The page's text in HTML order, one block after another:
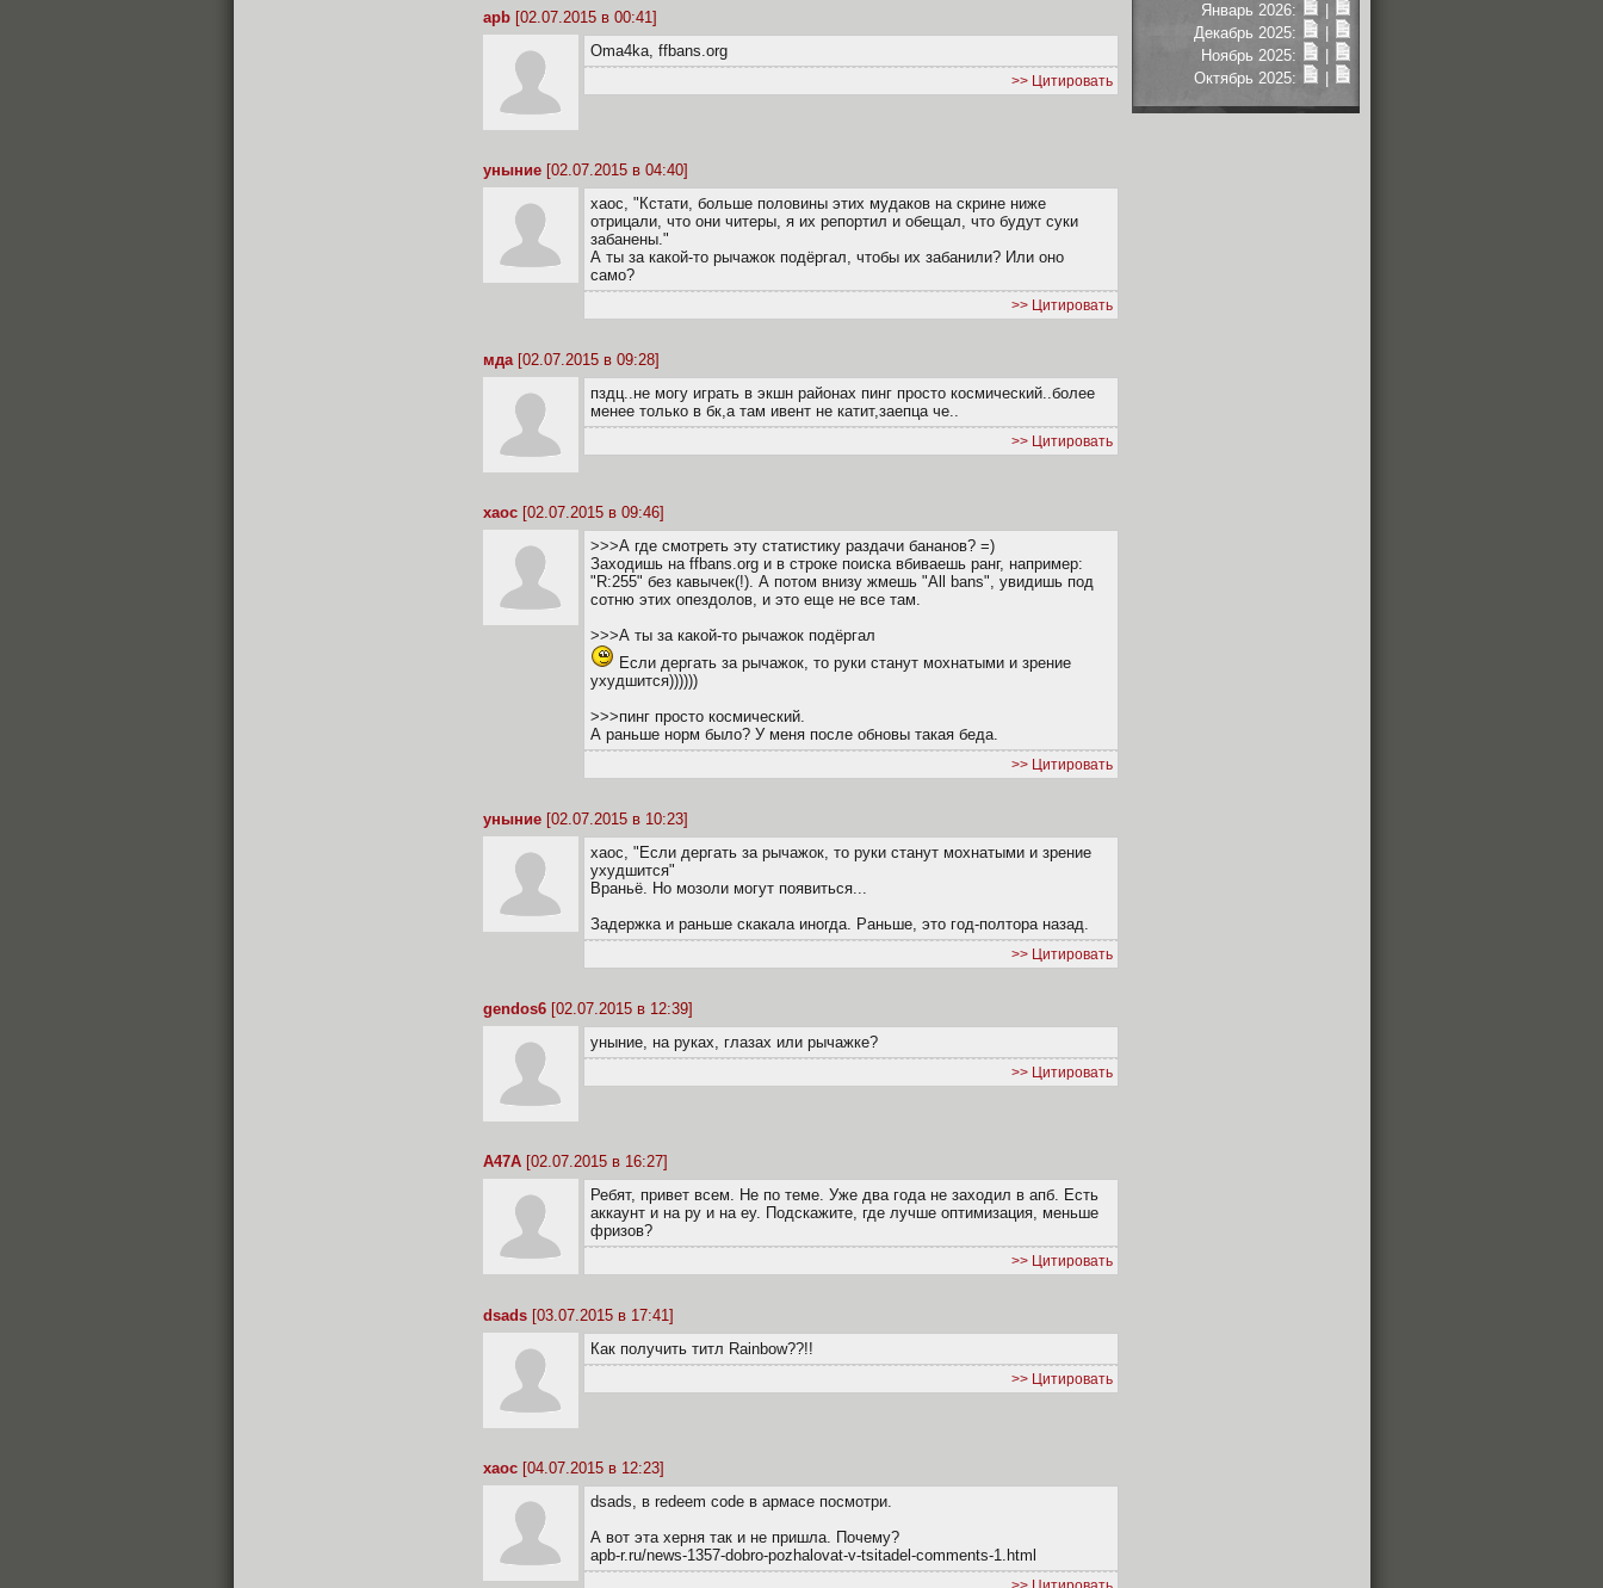
apb [02.07.2015 в 00:41]
Oma4ka, ffbans.org
>> Цитировать
уныние [02.07.2015 в 04:40]
xaoc, "Кстати, больше половины этих мудаков на скрине ниже
отрицали, что они читеры, я их репортил и обещал, что будут суки
забанены."
А ты за какой-то рычажок подёргал, чтобы их забанили? Или оно
само?
>> Цитировать
мда[02.07.2015 в 09:28]
пздц..не могу играть в экшн районах пинг просто космический..более
менее только в бк,а там ивент не катит,заепца че..
>> Цитировать
xaoc [02.07.2015 в 09:46]
>>>А где смотреть эту статистику раздачи бананов? =)
Заходишь на ffbans.org и в строке поиска вбиваешь ранг, например:
"R:255" без кавычек(!). А потом внизу жмешь "All bans", увидишь под
сотню этих опездолов, и это еще не все там.
>>>А ты за какой-то рычажок подёргал
Если дергать за рычажок, то руки станут мохнатыми и зрение
ухудшитcя))))))
>>>пинг просто космический.
А раньше норм было? У меня после обновы такая беда.
>> Цитировать
уныние [02.07.2015 в 10:23]
xaoc, "Если дергать за рычажок, то руки станут мохнатыми и зрение
ухудшитcя"
Враньё. Но мозоли могут появиться...
Задержка и раньше скакала иногда. Раньше, это год-полтора назад.
>> Цитировать
gendos6 [02.07.2015 в 12:39]
уныние, на руках, глазах или рычажке?
>> Цитировать
A47A [02.07.2015 в 16:27]
Ребят, привет всем. Не по теме. Уже два года не заходил в апб. Есть
аккаунт и на ру и на еу. Подскажите, где лучше оптимизация, меньше
фризов?
>> Цитировать
dsads [03.07.2015 в 17:41]
Как получить титл Rainbow??!!
>> Цитировать
xaoc [04.07.2015 в 12:23]
dsads, в redeem code в армасе посмотри.
А вот эта херня так и не пришла. Почему?
apb-r.ru/news-1357-dobro-pozhalovat-v-tsitadel-comments-1.html
Январь 2026:
Декабрь 2025:
Ноябрь 2025:
Октябрь 2025: